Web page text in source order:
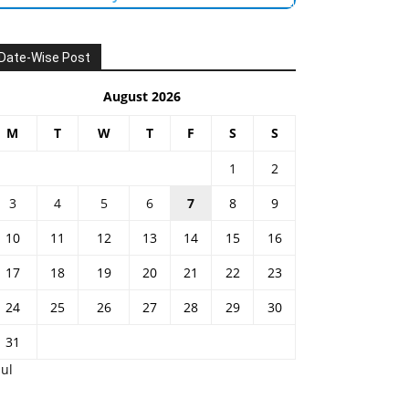
Wise Post
August 2026
M T W T F S S
1
2
3
4 5 6 7 8
9
10
11 12 13 14 15
16
17
18 19 20 21 22
23
24
25 26 27 28 29
30
31